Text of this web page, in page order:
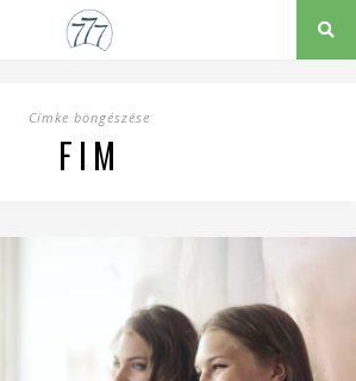
Címke böngészése
FIM